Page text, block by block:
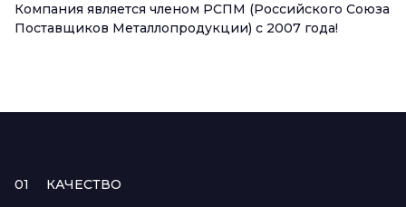
Компания является членом РСПМ (Российского Союза
Поставщиков Металлопродукции) с 2007 года!
01 КАЧЕСТВО